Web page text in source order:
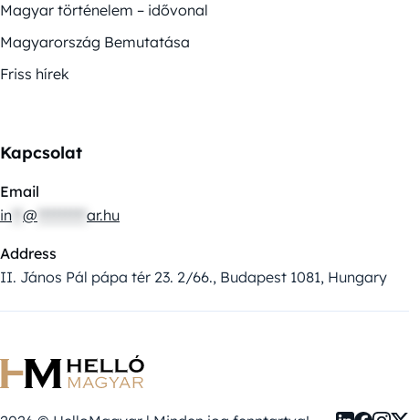
Magyar történelem – idővonal
Magyarország Bemutatása
Friss hírek
Kapcsolat
Email
in @ ar.hu
Address
II. János Pál pápa tér 23. 2/66., Budapest 1081, Hungary